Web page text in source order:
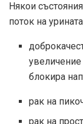
Някои
поток на
блокира
рак на
рак на